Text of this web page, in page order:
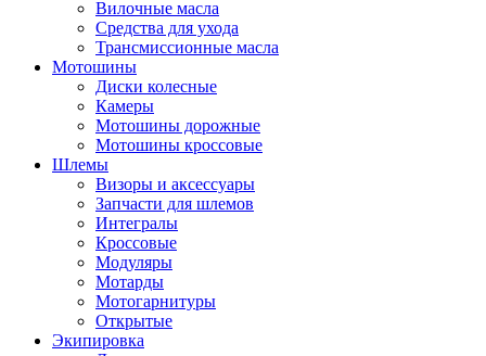
Вилочные масла
Средства для ухода
Трансмиссионные масла
Мотошины
Диски колесные
Камеры
Мотошины дорожные
Мотошины кроссовые
Шлемы
Визоры и аксессуары
Запчасти для шлемов
Интегралы
Кроссовые
Модуляры
Мотарды
Мотогарнитуры
Открытые
Экипировка